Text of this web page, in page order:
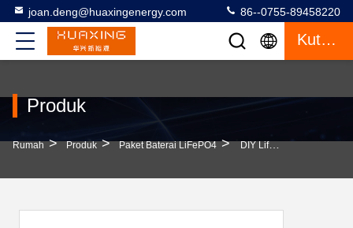
joan.deng@huaxingenergy.com 86--0755-89458220
Kutipan
Produk
Rumah > Produk > Paket Baterai LiFePO4 > DIY Lifepo4 Baterai Paket 9.6V 12AH 3S2P Untuk Lampu Jalan Surya